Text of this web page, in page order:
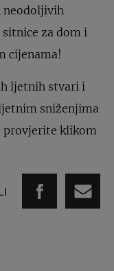
neodoljivih
za dom i
cijenama!
ljetnih stvari i
sniženjima
provjerite klikom